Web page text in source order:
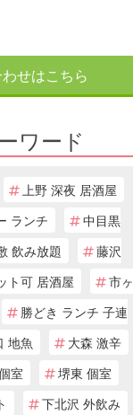
せはこちら
ワード
上野 深夜 居酒屋
ランチ
中目黒
飲み放題
藤沢
ト可 居酒屋
市ヶ
勝どき ランチ 子連
地魚
大森 激辛
室
堺東 個室
下北沢 外飲み